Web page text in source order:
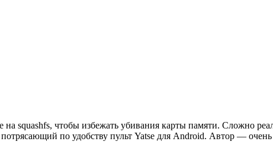
squashfs, чтобы избежать убивания карты памяти. Сложно
по удобству пульт Yatse для Android. Автор —